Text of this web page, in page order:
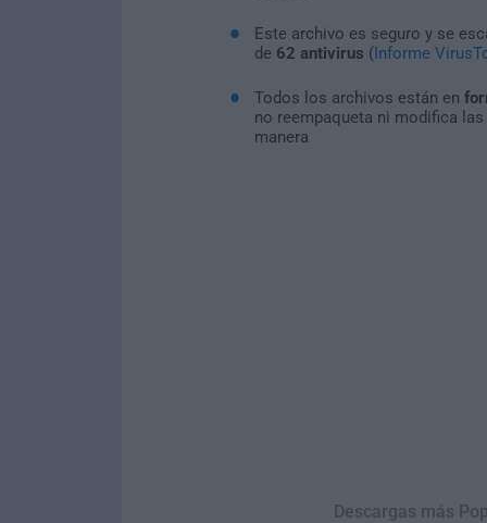
Este archivo es seguro y se
de 62 antivirus (Informe
Todos los archivos están en
no reempaqueta ni modifica
manera
Descargas más